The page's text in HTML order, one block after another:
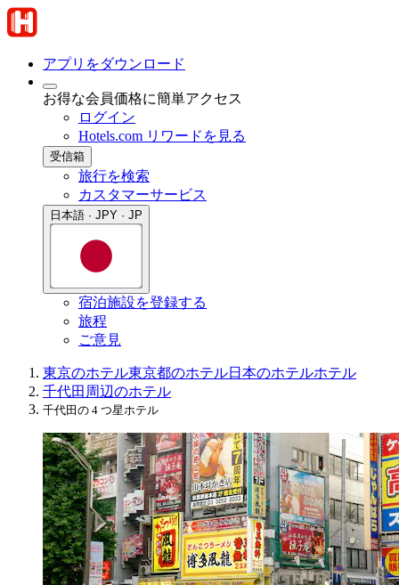
アプリをダウンロード
お得な会員価格に簡単アクセス
ログイン
Hotels.com リワードを見る
受信箱
旅行を検索
カスタマーサービス
日本語 · JPY · JP
宿泊施設を登録する
旅程
ご意見
東京のホテル東京都のホテル日本のホテルホテル
千代田周辺のホテル
千代田の 4 つ星ホテル